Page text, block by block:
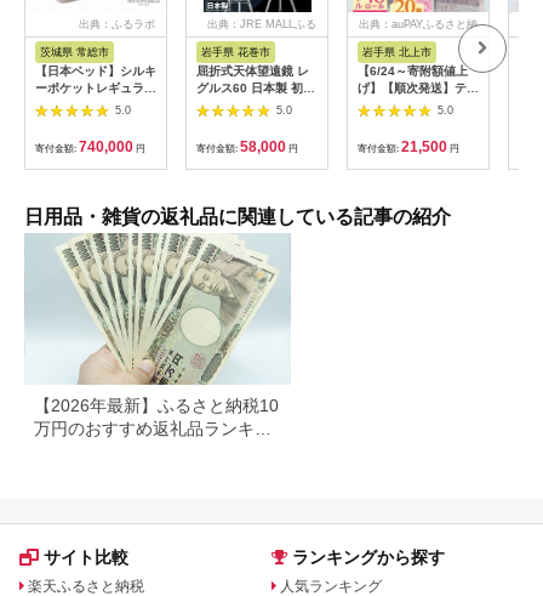
出典：ふるラボ
茨城県 常総市
【日本ベッド】シルキ
ーポケットレギュラー
11334 シングル 日本
ベッド シルキーポケ
ットレギュラー シン
グル 通気性 ロングセ
ラー 放湿性 ※沖縄
5.0
寄付金額: 740,000 円
出典：JRE MALLふる
さと納税
岩手県 花巻市
屈折式天体望遠鏡 レ
グルス60 日本製 初心
者用 スマホ撮影 (カラ
ー：オレンジ）
【1835-2】
5.0
寄付金額: 58,000 円
出典：auPAYふるさと納
岩手県 北上市
【6/24～寄附額値上
げ】【順次発送】ティ
ッシュペーパー 20箱
＆ トイレットロール
(ダブル) 48個 福祉施
設支援 日用品 常備品
備蓄品 box ちり紙 テ
ィッシュ パルプ
100％ 無香料 1箱
5.0
寄付金額: 21,500 円
日用品・雑貨の返礼品に関連している記事の紹介
【2026年最新】ふるさと納税10
万円のおすすめ返礼品ランキン
サイト比較
楽天ふるさと納税
ランキングから探す
人気ランキング